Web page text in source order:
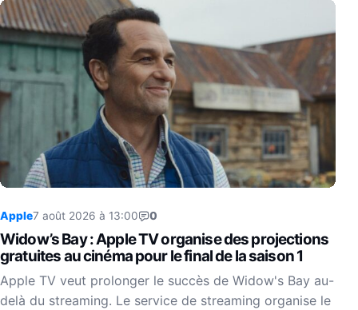
Apple7 août 2026 à 13:00 0
Widow’s Bay : Apple TV organise des projections
gratuites au cinéma pour le final de la saison 1
Apple TV veut prolonger le succès de Widow's Bay au-
delà du streaming. Le service de streaming organise le